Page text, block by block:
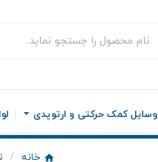
وسایل کمک حرکتی و ارتوپدی
خانه